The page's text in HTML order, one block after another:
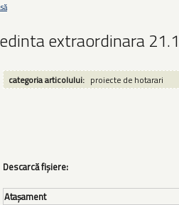
aici
extraordinara
categoria articolului: proiecte de hotarari
Descarcă fișiere:
Ataşament